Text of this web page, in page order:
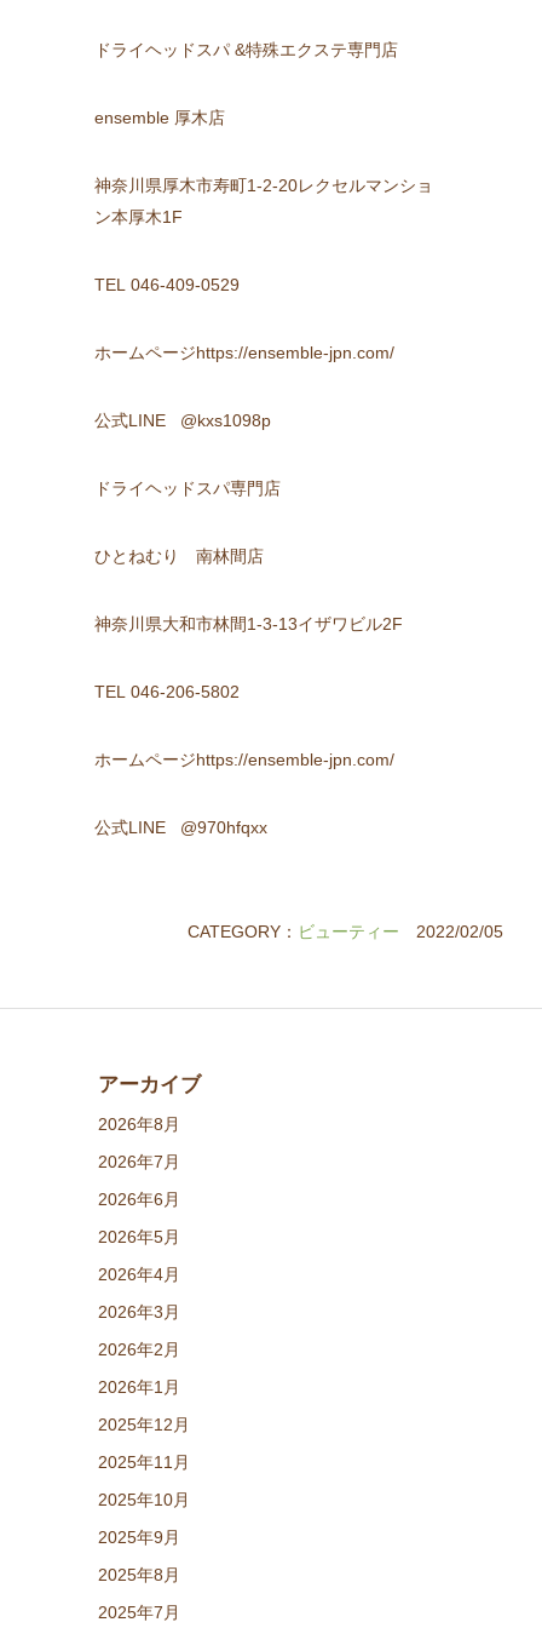
ドライヘッドスパ &特殊エクステ専門店
ensemble 厚木店
神奈川県厚木市寿町1-2-20レクセルマンショ
ン本厚木1F
TEL 046-409-0529
ホームページhttps://ensemble-jpn.com/
公式LINE @kxs1098p
ドライヘッドスパ専門店
ひとねむり 南林間店
神奈川県大和市林間1-3-13イザワビル2F
TEL 046-206-5802
ホームページhttps://ensemble-jpn.com/
公式LINE @970hfqxx
CATEGORY： ビューティー 2022/02/05
アーカイブ
2026年8月
2026年7月
2026年6月
2026年5月
2026年4月
2026年3月
2026年2月
2026年1月
2025年12月
2025年11月
2025年10月
2025年9月
2025年8月
2025年7月